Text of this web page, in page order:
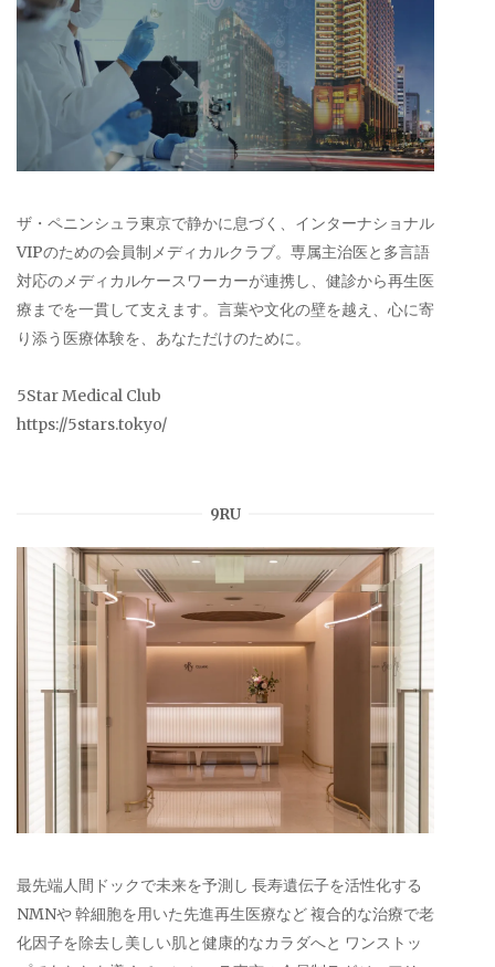
ザ・ペニンシュラ東京で静かに息づく、インターナショナル
VIPのための会員制メディカルクラブ。専属主治医と多言語
対応のメディカルケースワーカーが連携し、健診から再生医
療までを一貫して支えます。言葉や文化の壁を越え、心に寄
り添う医療体験を、あなただけのために。
5Star Medical Club
https://5stars.tokyo/
9RU
最先端人間ドックで未来を予測し 長寿遺伝子を活性化する
NMNや 幹細胞を用いた先進再生医療など 複合的な治療で老
化因子を除去し美しい肌と健康的なカラダへと ワンストッ